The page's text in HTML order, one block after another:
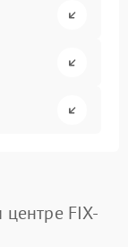
FIX-